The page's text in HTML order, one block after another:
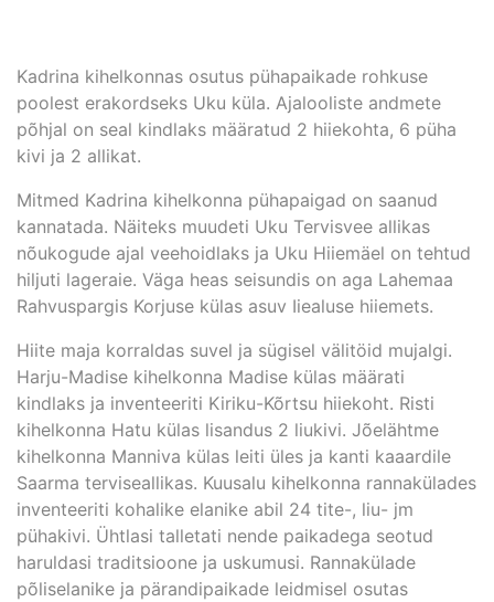
Kadrina kihelkonnas osutus pühapaikade rohkuse
poolest erakordseks Uku küla. Ajalooliste andmete
põhjal on seal kindlaks määratud 2 hiiekohta, 6 püha
kivi ja 2 allikat.
Mitmed Kadrina kihelkonna pühapaigad on saanud
kannatada. Näiteks muudeti Uku Tervisvee allikas
nõukogude ajal veehoidlaks ja Uku Hiiemäel on tehtud
hiljuti lageraie. Väga heas seisundis on aga Lahemaa
Rahvuspargis Korjuse külas asuv Iiealuse hiiemets.
Hiite maja korraldas suvel ja sügisel välitöid mujalgi.
Harju-Madise kihelkonna Madise külas määrati
kindlaks ja inventeeriti Kiriku-Kõrtsu hiiekoht. Risti
kihelkonna Hatu külas lisandus 2 liukivi. Jõelähtme
kihelkonna Manniva külas leiti üles ja kanti kaaardile
Saarma terviseallikas. Kuusalu kihelkonna rannakülades
inventeeriti kohalike elanike abil 24 tite-, liu- jm
pühakivi. Ühtlasi talletati nende paikadega seotud
haruldasi traditsioone ja uskumusi. Rannakülade
põliselanike ja pärandipaikade leidmisel osutas